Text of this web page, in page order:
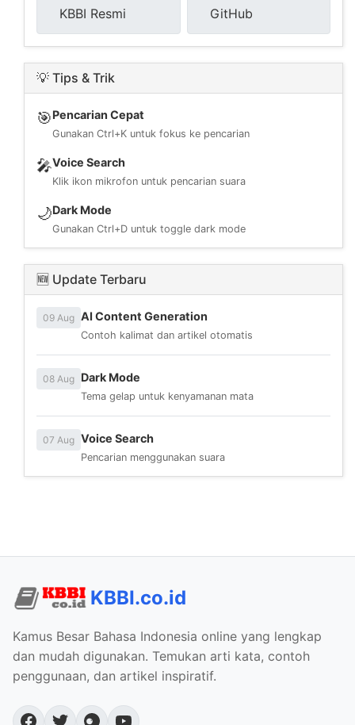
KBBI Resmi GitHub
💡 Tips & Trik
🎯Pencarian Cepat
Gunakan Ctrl+K untuk fokus ke pencarian
🎤Voice Search
Klik ikon mikrofon untuk pencarian suara
🌙Dark Mode
Gunakan Ctrl+D untuk toggle dark mode
🆕 Update Terbaru
09 Aug AI Content Generation
Contoh kalimat dan artikel otomatis
08 Aug Dark Mode
Tema gelap untuk kenyamanan mata
07 Aug Voice Search
Pencarian menggunakan suara
KBBI.co.id
Kamus Besar Bahasa Indonesia online yang lengkap
dan mudah digunakan. Temukan arti kata, contoh
penggunaan, dan artikel inspiratif.